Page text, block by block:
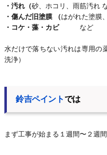
・汚れ（砂、ホコリ、雨筋汚れ
・傷んだ旧塗膜 （はがれた塗膜
・コケ・藻・カビなど
水だけで落ちない汚れは専用の
洗浄）
鈴吉ペイントでは
まず工事が始まる１週間〜２週